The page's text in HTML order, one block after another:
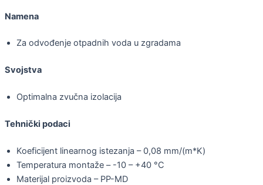
Namena
Za odvođenje otpadnih voda u zgradama
Svojstva
Optimalna zvučna izolacija
Tehnički podaci
Koeficijent linearnog istezanja – 0,08 mm/(m*K)
Temperatura montaže – -10 – +40 °C
Materijal proizvoda – PP-MD